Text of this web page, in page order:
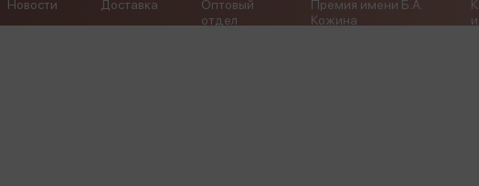
Новости Доставка
Оптовый
отдел
Премия имени Б.А.
Кожина